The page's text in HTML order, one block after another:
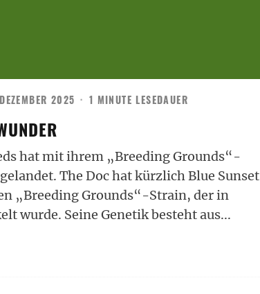
2025 · 1 MINUTE LESEDAUER
hat mit ihrem „Breeding Grounds“-
The Doc hat kürzlich Blue Sunset
„Breeding Grounds“-Strain, der in
wurde. Seine Genetik besteht aus...